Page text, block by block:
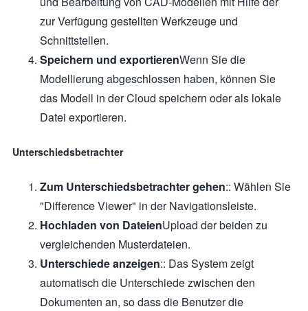
zur Verfügung gestellten Werkzeuge und
Schnittstellen.
Speichern und exportierenWenn Sie die
Modellierung abgeschlossen haben, können Sie
das Modell in der Cloud speichern oder als lokale
Datei exportieren.
Unterschiedsbetrachter
Zum Unterschiedsbetrachter gehen:: Wählen Sie
"Difference Viewer" in der Navigationsleiste.
Hochladen von DateienUpload der beiden zu
vergleichenden Musterdateien.
Unterschiede anzeigen:: Das System zeigt
automatisch die Unterschiede zwischen den
Dokumenten an, so dass die Benutzer die